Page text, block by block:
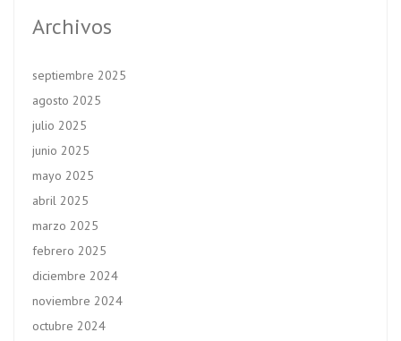
Archivos
septiembre 2025
agosto 2025
julio 2025
junio 2025
mayo 2025
abril 2025
marzo 2025
febrero 2025
diciembre 2024
noviembre 2024
octubre 2024